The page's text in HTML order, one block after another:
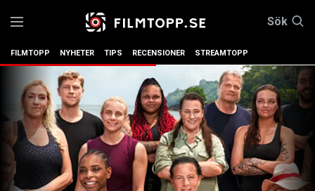
Sök
FILMTOPP NYHETER TIPS RECENSIONER STREAMTOPP